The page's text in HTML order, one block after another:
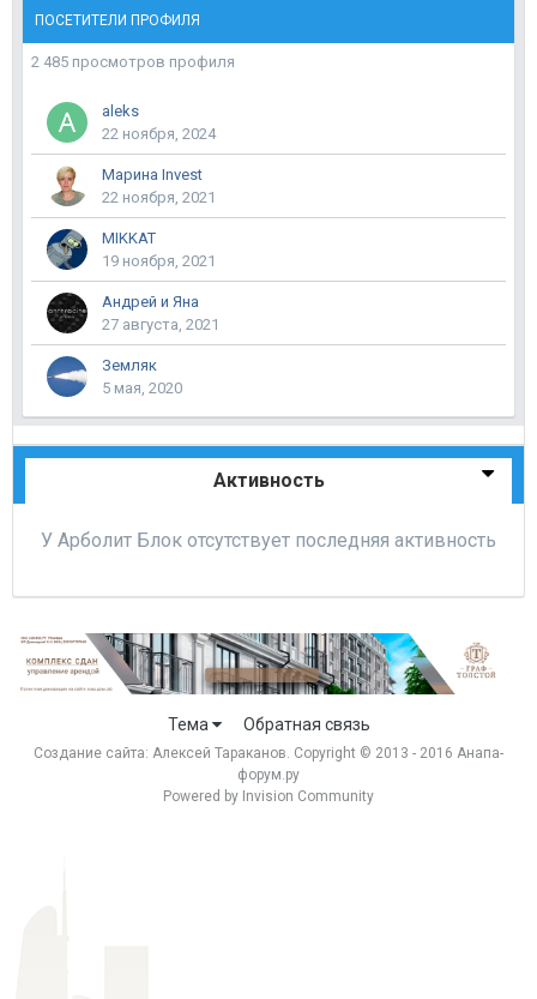
ПОСЕТИТЕЛИ ПРОФИЛЯ
2 485 просмотров профиля
aleks
22 ноября, 2024
Марина Invest
22 ноября, 2021
MIKKAT
19 ноября, 2021
Андрей и Яна
27 августа, 2021
Земляк
5 мая, 2020
Активность
У Арболит Блок отсутствует последняя активность
Тема Обратная связь
Создание сайта: Алексей Тараканов . Copyright © 2013 - 2016 Анапа-
форум.ру
Powered by Invision Community